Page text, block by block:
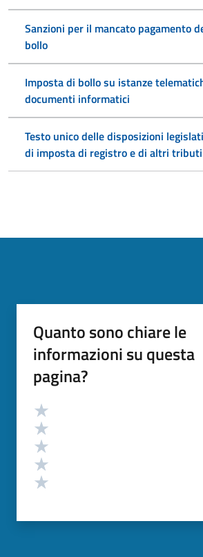
Sanzioni per il mancato pagamento
bollo
Imposta di bollo su istanze
documenti informatici
Testo unico delle disposizioni
di imposta di registro e di altri
Quanto sono chiare le
informazioni su questa
pagina?
Valutazione